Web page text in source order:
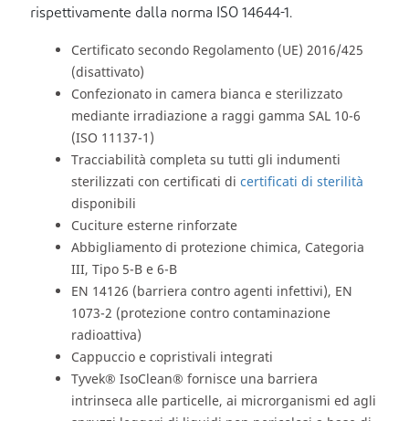
rispettivamente dalla norma ISO 14644-1.
Certificato secondo Regolamento (UE) 2016/425
(disattivato)
Confezionato in camera bianca e sterilizzato
mediante irradiazione a raggi gamma SAL 10-6
(ISO 11137-1)
Tracciabilità completa su tutti gli indumenti
sterilizzati con certificati di certificati di sterilità
disponibili
Cuciture esterne rinforzate
Abbigliamento di protezione chimica, Categoria
III, Tipo 5-B e 6-B
EN 14126 (barriera contro agenti infettivi), EN
1073-2 (protezione contro contaminazione
radioattiva)
Cappuccio e copristivali integrati
Tyvek® IsoClean® fornisce una barriera
intrinseca alle particelle, ai microrganismi ed agli